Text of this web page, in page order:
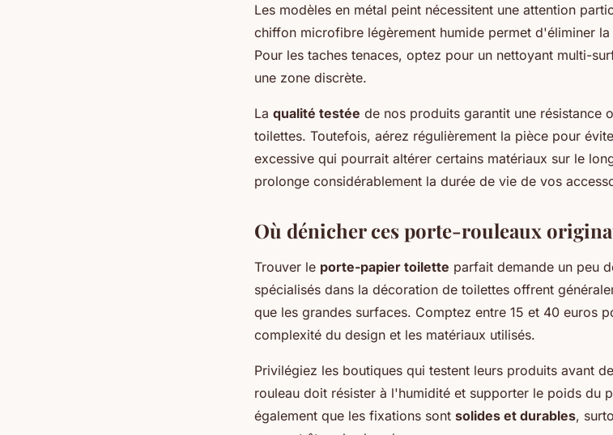
Les modèles en métal peint nécessitent une attention
chiffon microfibre légèrement humide permet d'éliminer
Pour les taches tenaces, optez pour un nettoyant multi-
une zone discrète.
La qualité testée de nos produits garantit une résistance
toilettes. Toutefois, aérez régulièrement la pièce pour
excessive qui pourrait altérer certains matériaux sur le
prolonge considérablement la durée de vie de vos
Où dénicher ces porte-rouleaux
Trouver le porte-papier toilette parfait demande un peu
spécialisés dans la décoration de toilettes offrent
que les grandes surfaces. Comptez entre 15 et 40 euros
complexité du design et les matériaux utilisés.
Privilégiez les boutiques qui testent leurs produits avant
rouleau doit résister à l'humidité et supporter le poids du
également que les fixations sont solides et durables,